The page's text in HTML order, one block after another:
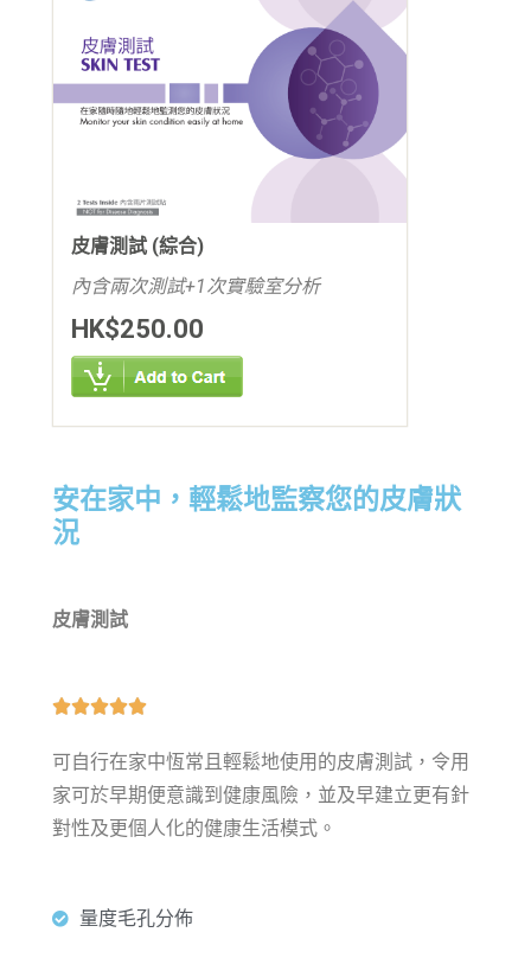
皮膚測試 (綜合)
內含兩次測試+1次實驗室分析
HK$250.00
安在家中，輕鬆地監察您的皮膚狀
況
皮膚測試

可自行在家中恆常且輕鬆地使用的皮膚測試，令用
家可於早期便意識到健康風險，並及早建立更有針
對性及更個人化的健康生活模式。
量度毛孔分佈